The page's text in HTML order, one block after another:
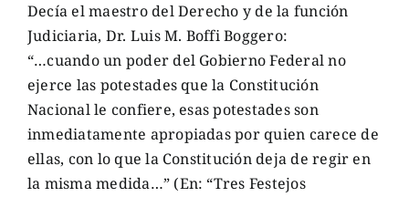
Decía el maestro del Derecho y de la función
Judiciaria, Dr. Luis M. Boffi Boggero:
“…cuando un poder del Gobierno Federal no
ejerce las potestades que la Constitución
Nacional le confiere, esas potestades son
inmediatamente apropiadas por quien carece de
ellas, con lo que la Constitución deja de regir en
la misma medida…” (En: “Tres Festejos